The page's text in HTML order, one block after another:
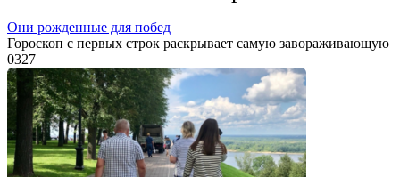
Они рожденные для побед
Гороскоп с первых строк раскрывает самую завораживающую
0327